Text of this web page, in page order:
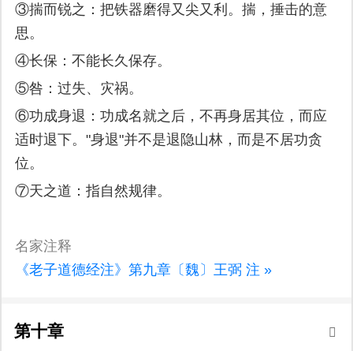
③揣而锐之：把铁器磨得又尖又利。揣，捶击的意
思。
④长保：不能长久保存。
⑤咎：过失、灾祸。
⑥功成身退：功成名就之后，不再身居其位，而应
适时退下。"身退"并不是退隐山林，而是不居功贪
位。
⑦天之道：指自然规律。
名家注释
《老子道德经注》第九章〔魏〕王弼 注 »
第十章